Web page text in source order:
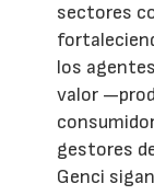
sectores
los
valor
gestores
Genci